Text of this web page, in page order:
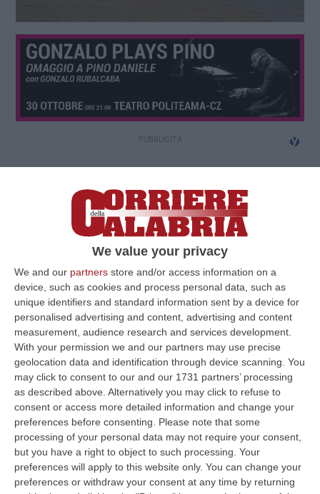
We value your privacy
We and our partners store and/or access information on a
device, such as cookies and process personal data, such as
unique identifiers and standard information sent by a device for
personalised advertising and content, advertising and content
measurement, audience research and services development.
With your permission we and our partners may use precise
geolocation data and identification through device scanning. You
may click to consent to our and our 1731 partners’ processing
as described above. Alternatively you may click to refuse to
consent or access more detailed information and change your
preferences before consenting.
Please note that some
processing of your personal data may not require your consent,
but you have a right to object to such processing. Your
preferences will apply to this website only. You can change your
preferences or withdraw your consent at any time by returning
Clicca e segui “Corriere della Calabria” su Google News